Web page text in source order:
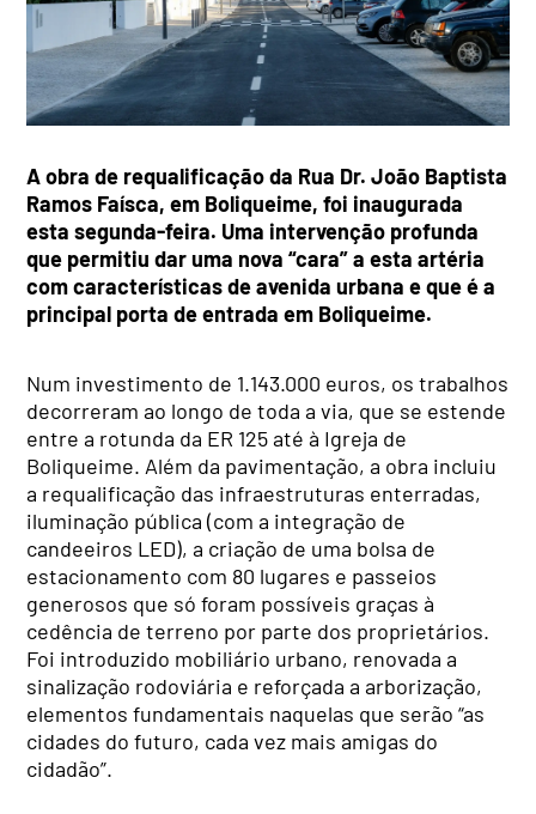
A obra de requalificação da Rua Dr. João Baptista
Ramos Faísca, em Boliqueime, foi inaugurada
esta segunda-feira. Uma intervenção profunda
que permitiu dar uma nova “cara” a esta artéria
com características de avenida urbana e que é a
principal porta de entrada em Boliqueime.
Num investimento de 1.143.000 euros, os trabalhos
decorreram ao longo de toda a via, que se estende
entre a rotunda da ER 125 até à Igreja de
Boliqueime. Além da pavimentação, a obra incluiu
a requalificação das infraestruturas enterradas,
iluminação pública (com a integração de
candeeiros LED), a criação de uma bolsa de
estacionamento com 80 lugares e passeios
generosos que só foram possíveis graças à
cedência de terreno por parte dos proprietários.
Foi introduzido mobiliário urbano, renovada a
sinalização rodoviária e reforçada a arborização,
elementos fundamentais naquelas que serão “as
cidades do futuro, cada vez mais amigas do
cidadão”.